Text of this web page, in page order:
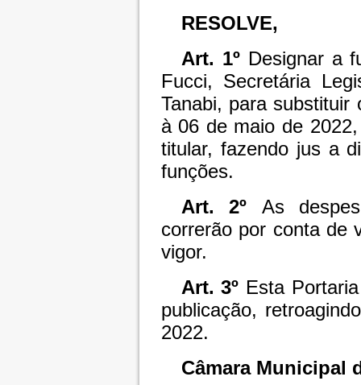
RESOLVE,
Art. 1º Designar a
Fucci, Secretária
Tanabi, para
à 06 de maio de
titular, fazendo jus a
funções.
Art. 2º As
correrão por conta de
vigor.
Art. 3º Esta
publicação,
2022.
Câmara Municipal